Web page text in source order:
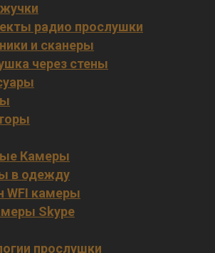
радио прослушки
и сканеры
через стены
Камеры
в одежду
WFI камеры
Skype
прослушки